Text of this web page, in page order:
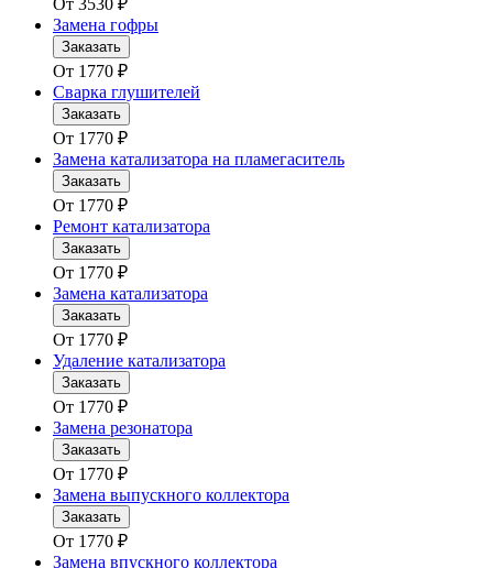
От 3530 ₽
Замена гофры
Заказать
От 1770 ₽
Сварка глушителей
Заказать
От 1770 ₽
Замена катализатора на пламегаситель
Заказать
От 1770 ₽
Ремонт катализатора
Заказать
От 1770 ₽
Замена катализатора
Заказать
От 1770 ₽
Удаление катализатора
Заказать
От 1770 ₽
Замена резонатора
Заказать
От 1770 ₽
Замена выпускного коллектора
Заказать
От 1770 ₽
Замена впускного коллектора